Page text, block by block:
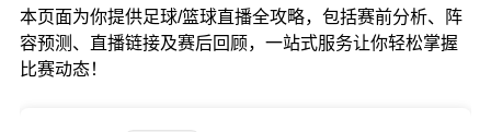
本页面为你提供足球/篮球直播全攻略，包括赛前分析、阵
容预测、直播链接及赛后回顾，一站式服务让你轻松掌握
比赛动态！